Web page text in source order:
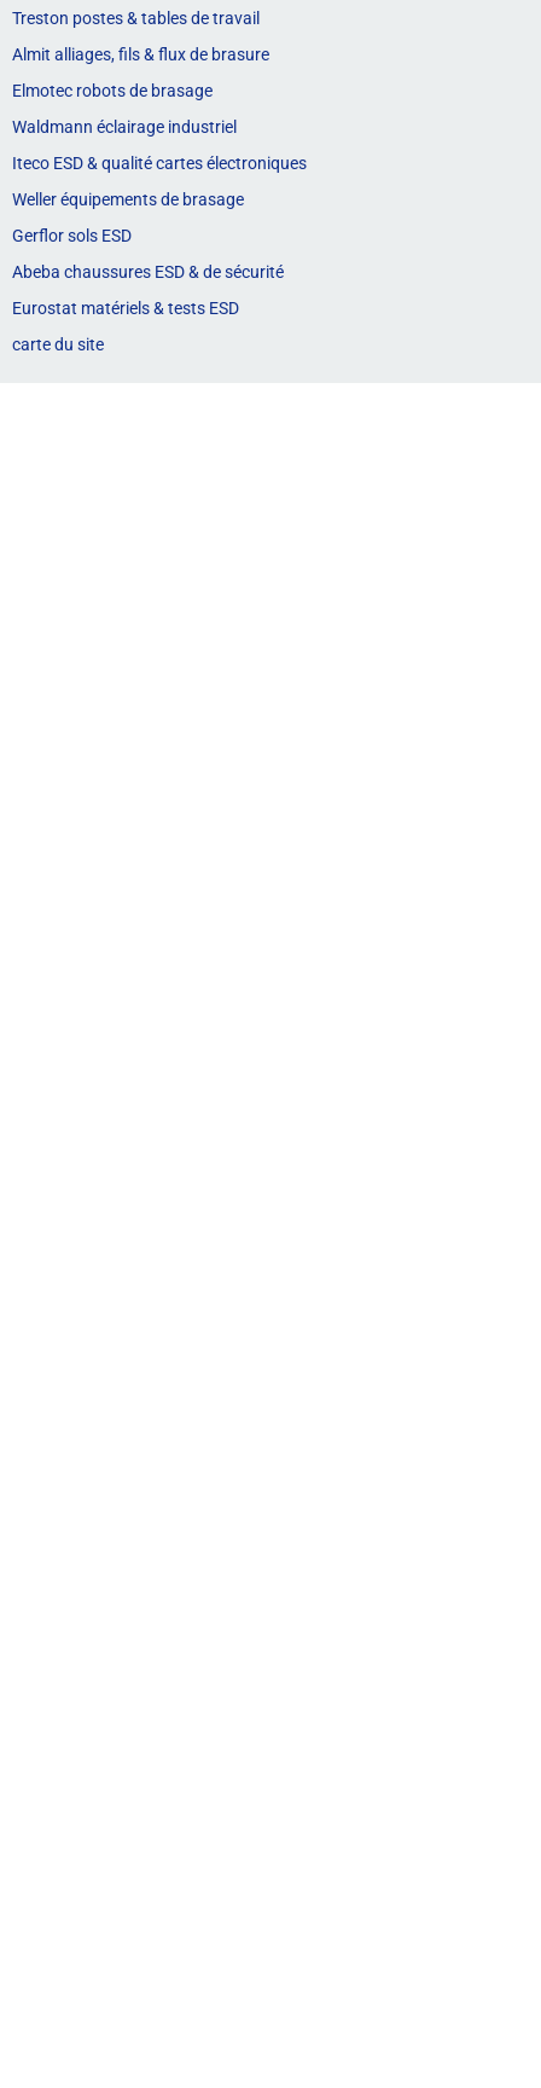
Treston postes & tables de travail
Almit alliages, fils & flux de brasure
Elmotec robots de brasage
Waldmann éclairage industriel
Iteco ESD & qualité cartes électroniques
Weller équipements de brasage
Gerflor sols ESD
Abeba chaussures ESD & de sécurité
Eurostat matériels & tests ESD
carte du site